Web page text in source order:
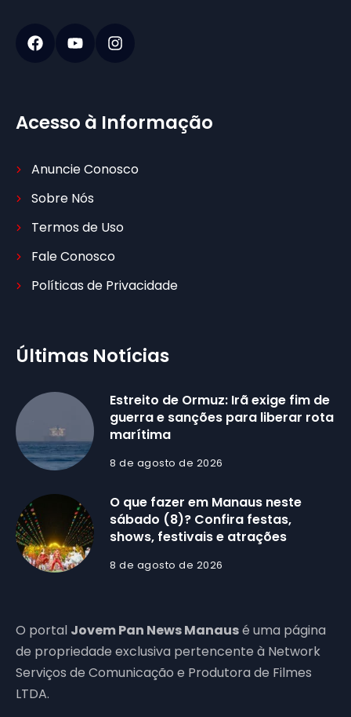
Acesso à Informação
Anuncie Conosco
Sobre Nós
Termos de Uso
Fale Conosco
Políticas de Privacidade
Últimas Notícias
Estreito de Ormuz: Irã exige fim de
guerra e sanções para liberar rota
marítima
8 de agosto de 2026
O que fazer em Manaus neste
sábado (8)? Confira festas,
shows, festivais e atrações
8 de agosto de 2026
O portal Jovem Pan News Manausé uma página
de propriedade exclusiva pertencente à Network
Serviços de Comunicação e Produtora de Filmes
LTDA.